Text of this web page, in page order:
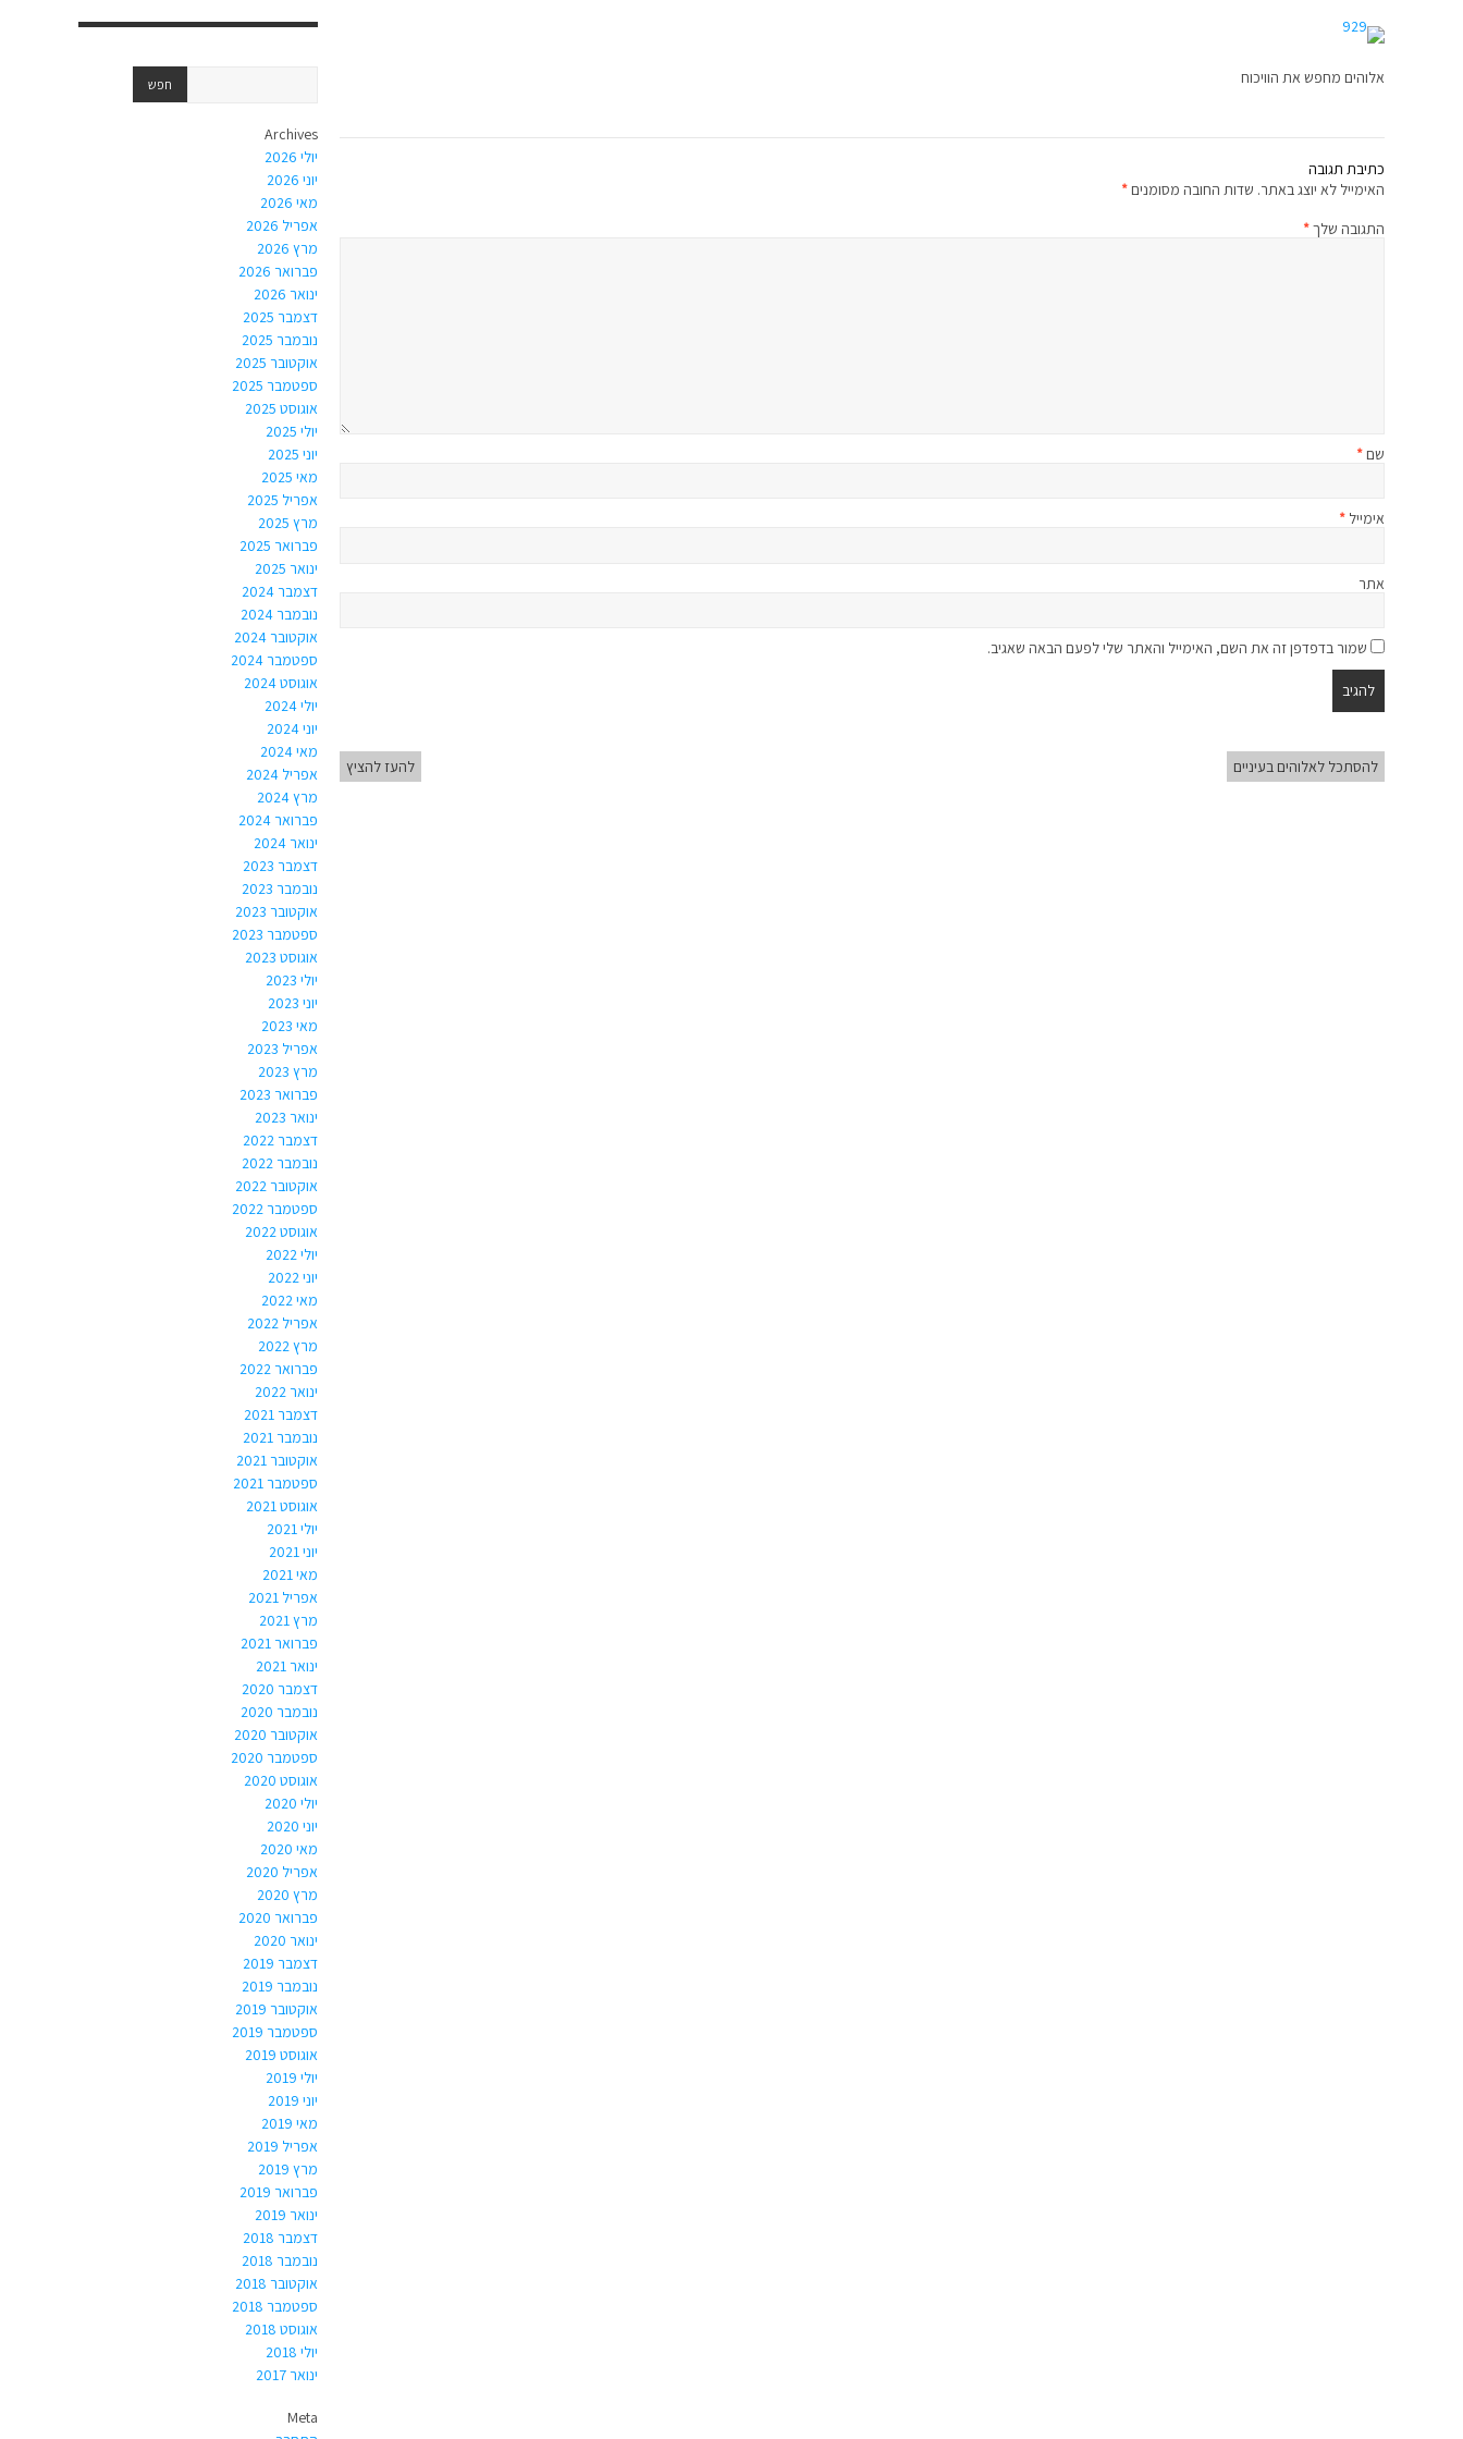
אלוהים מחפש את הוויכוח
כתיבת תגובה
האימייל לא יוצג באתר. שדות החובה מסומנים*
התגובה שלך*
שם*
אימייל *
אתר
שמור בדפדפן זה את השם, האימייל והאתר שלי לפעם הבאה שאגיב.
להסתכל לאלוהים בעיניים להעז להציץ
Archives
יולי 2026
יוני 2026
מאי 2026
אפריל 2026
מרץ 2026
פברואר 2026
ינואר 2026
דצמבר 2025
נובמבר 2025
אוקטובר 2025
ספטמבר 2025
אוגוסט 2025
יולי 2025
יוני 2025
מאי 2025
אפריל 2025
מרץ 2025
פברואר 2025
ינואר 2025
דצמבר 2024
נובמבר 2024
אוקטובר 2024
ספטמבר 2024
אוגוסט 2024
יולי 2024
יוני 2024
מאי 2024
אפריל 2024
מרץ 2024
פברואר 2024
ינואר 2024
דצמבר 2023
נובמבר 2023
אוקטובר 2023
ספטמבר 2023
אוגוסט 2023
יולי 2023
יוני 2023
מאי 2023
אפריל 2023
מרץ 2023
פברואר 2023
ינואר 2023
דצמבר 2022
נובמבר 2022
אוקטובר 2022
ספטמבר 2022
אוגוסט 2022
יולי 2022
יוני 2022
מאי 2022
אפריל 2022
מרץ 2022
פברואר 2022
ינואר 2022
דצמבר 2021
נובמבר 2021
אוקטובר 2021
ספטמבר 2021
אוגוסט 2021
יולי 2021
יוני 2021
מאי 2021
אפריל 2021
מרץ 2021
פברואר 2021
ינואר 2021
דצמבר 2020
נובמבר 2020
אוקטובר 2020
ספטמבר 2020
אוגוסט 2020
יולי 2020
יוני 2020
מאי 2020
אפריל 2020
מרץ 2020
פברואר 2020
ינואר 2020
דצמבר 2019
נובמבר 2019
אוקטובר 2019
ספטמבר 2019
אוגוסט 2019
יולי 2019
יוני 2019
מאי 2019
אפריל 2019
מרץ 2019
פברואר 2019
ינואר 2019
דצמבר 2018
נובמבר 2018
אוקטובר 2018
ספטמבר 2018
אוגוסט 2018
יולי 2018
ינואר 2017
Meta